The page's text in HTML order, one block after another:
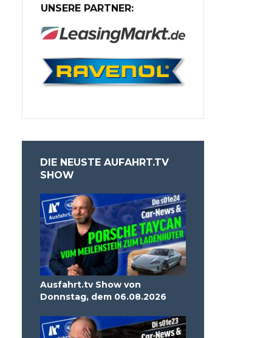
UNSERE PARTNER:
DIE NEUSTE AUFAHRT.TV
SHOW
Ausfahrt.tv Show von
Donnstag, dem 06.08.2026